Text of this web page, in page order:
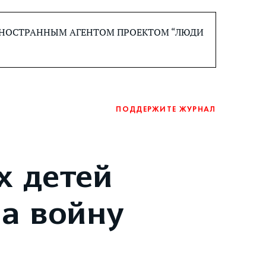
АГЕНТОМ ПРОЕКТОМ “ЛЮДИ
ПОДДЕРЖИТЕ ЖУРНАЛ
детей
войну